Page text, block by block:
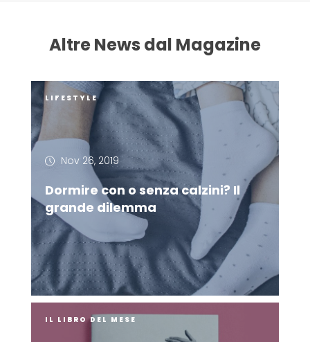
Altre News dal Magazine
LIFESTYLE
Nov 26, 2019
Dormire con o senza calzini? Il
grande dilemma
IL LIBRO DEL MESE